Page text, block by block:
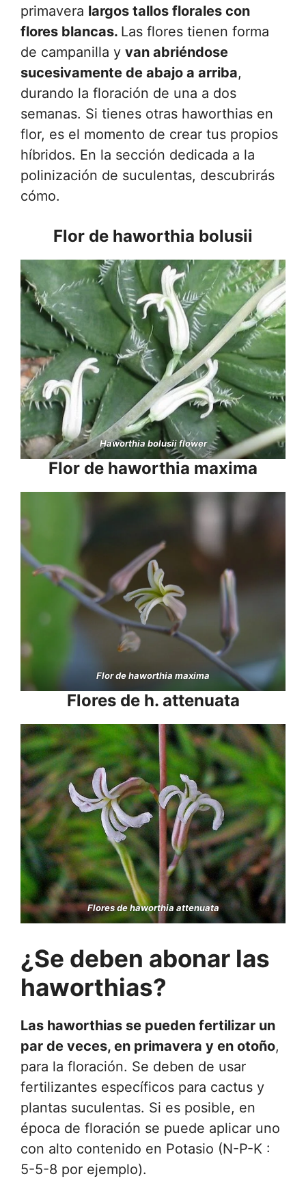
primavera largos tallos florales con
flores blancas. Las flores tienen forma
de campanilla y van abriéndose
sucesivamente de abajo a arriba,
durando la floración de una a dos
semanas. Si tienes otras haworthias en
flor, es el momento de crear tus propios
híbridos. En la sección dedicada a la
polinización de suculentas, descubrirás
cómo.
Flor de haworthia bolusii
Haworthia bolusii flower
Flor de haworthia maxima
Flor de haworthia maxima
Flores de h. attenuata
Flores de haworthia attenuata
¿Se deben abonar las
haworthias?
Las haworthias se pueden fertilizar un
par de veces, en primavera y en otoño,
para la floración. Se deben de usar
fertilizantes específicos para cactus y
plantas suculentas. Si es posible, en
época de floración se puede aplicar uno
con alto contenido en Potasio (N-P-K :
5-5-8 por ejemplo).